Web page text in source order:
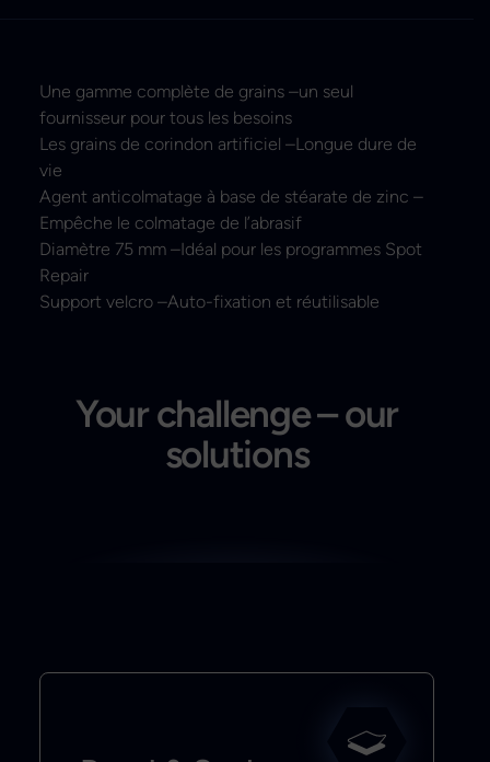
Une gamme complète de grains –un seul
fournisseur pour tous les besoins
Les grains de corindon artificiel –Longue dure de
vie
Agent anticolmatage à base de stéarate de zinc –
Empêche le colmatage de l’abrasif
Diamètre 75 mm –Idéal pour les programmes Spot
Repair
Support velcro –Auto-fixation et réutilisable
Your challenge – our
solutions